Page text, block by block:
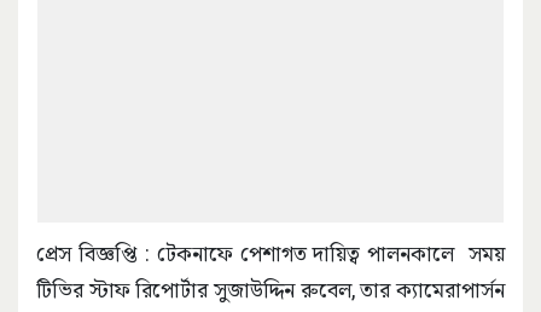
প্রেস বিজ্ঞপ্তি : টেকনাফে পেশাগত দায়িত্ব পালনকালে সময়
টিভির স্টাফ রিপোর্টার সুজাউদ্দিন রুবেল, তার ক্যামেরাপার্সন